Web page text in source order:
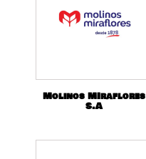
Molinos MIraflores
S.A